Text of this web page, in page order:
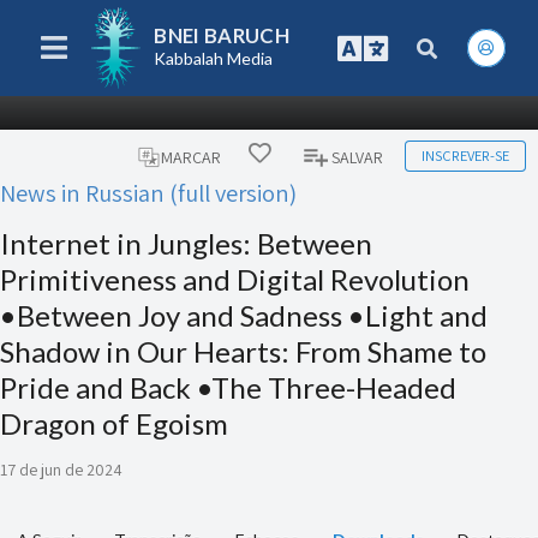
BNEI BARUCH
Kabbalah Media
MARCAR SALVAR INSCREVER-SE
News in Russian (full version)
Internet in Jungles: Between
Primitiveness and Digital Revolution
•Between Joy and Sadness •Light and
Shadow in Our Hearts: From Shame to
Pride and Back •The Three-Headed
Dragon of Egoism
17 de jun de 2024